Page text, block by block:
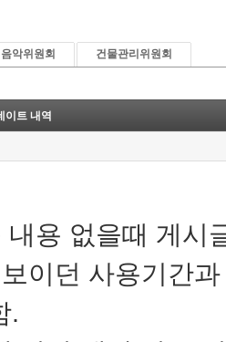
음악위원회 건물관리위원회
이트 내역
내용 없을때 게시
이던 사용기간
.